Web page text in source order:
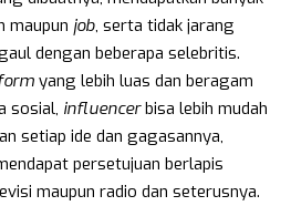
maupun job, serta tidak jarang
dengan beberapa selebritis.
yang lebih luas dan beragam
sosial, influencerbisa lebih mudah
setiap ide dan gagasannya,
persetujuan berlapis
maupun radio dan seterusnya.